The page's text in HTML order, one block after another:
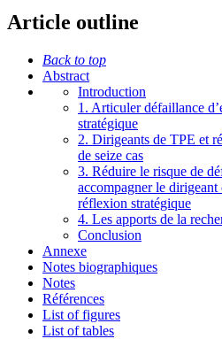
Article outline
Back to top
Abstract
Introduction
1. Articuler défaillance
stratégique
2. Dirigeants de TPE et
de seize cas
3. Réduire le risque de
accompagner le dirigeant
réflexion stratégique
4. Les apports de la
Conclusion
Annexe
Notes biographiques
Notes
Références
List of figures
List of tables